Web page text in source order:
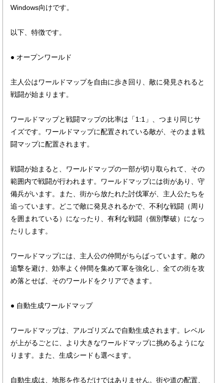
Windows向けです。
以下、特徴です。
● オープンワールド
主人公はワールドマップを自由に歩き回り、敵に発見されると
戦闘が始まります。
ワールドマップと戦闘マップの比率は「1:1」、つまり同じサ
イズです。ワールドマップに配置されている敵が、そのまま戦
闘マップに配置されます。
戦闘が始まると、ワールドマップの一部が切り取られて、その
範囲内で戦闘が行われます。ワールドマップには街があり、守
備兵がいます。また、街から放たれた討伐軍が、主人公たちを
追っています。どこで敵に発見されるかで、不利な戦闘（周り
を囲まれている）になったり、有利な戦闘（個別撃破）になっ
たりします。
ワールドマップには、主人公の仲間がちらばっています。敵の
追撃を避け、効率よく仲間を集めて軍を強化し、全ての街を攻
め落とせば、そのワールドをクリアできます。
● 自動生成ワールドマップ
ワールドマップは、アルゴリズムで自動生成されます。レベル
が上がるごとに、より大きなワールドマップに挑めるようにな
ります。また、生成シードも選べます。
自動生成は、地形を作るだけではありません。街や道の配置、